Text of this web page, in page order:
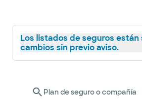
Los listados de seguros están
cambios sin previo aviso.
Plan de seguro o compañía